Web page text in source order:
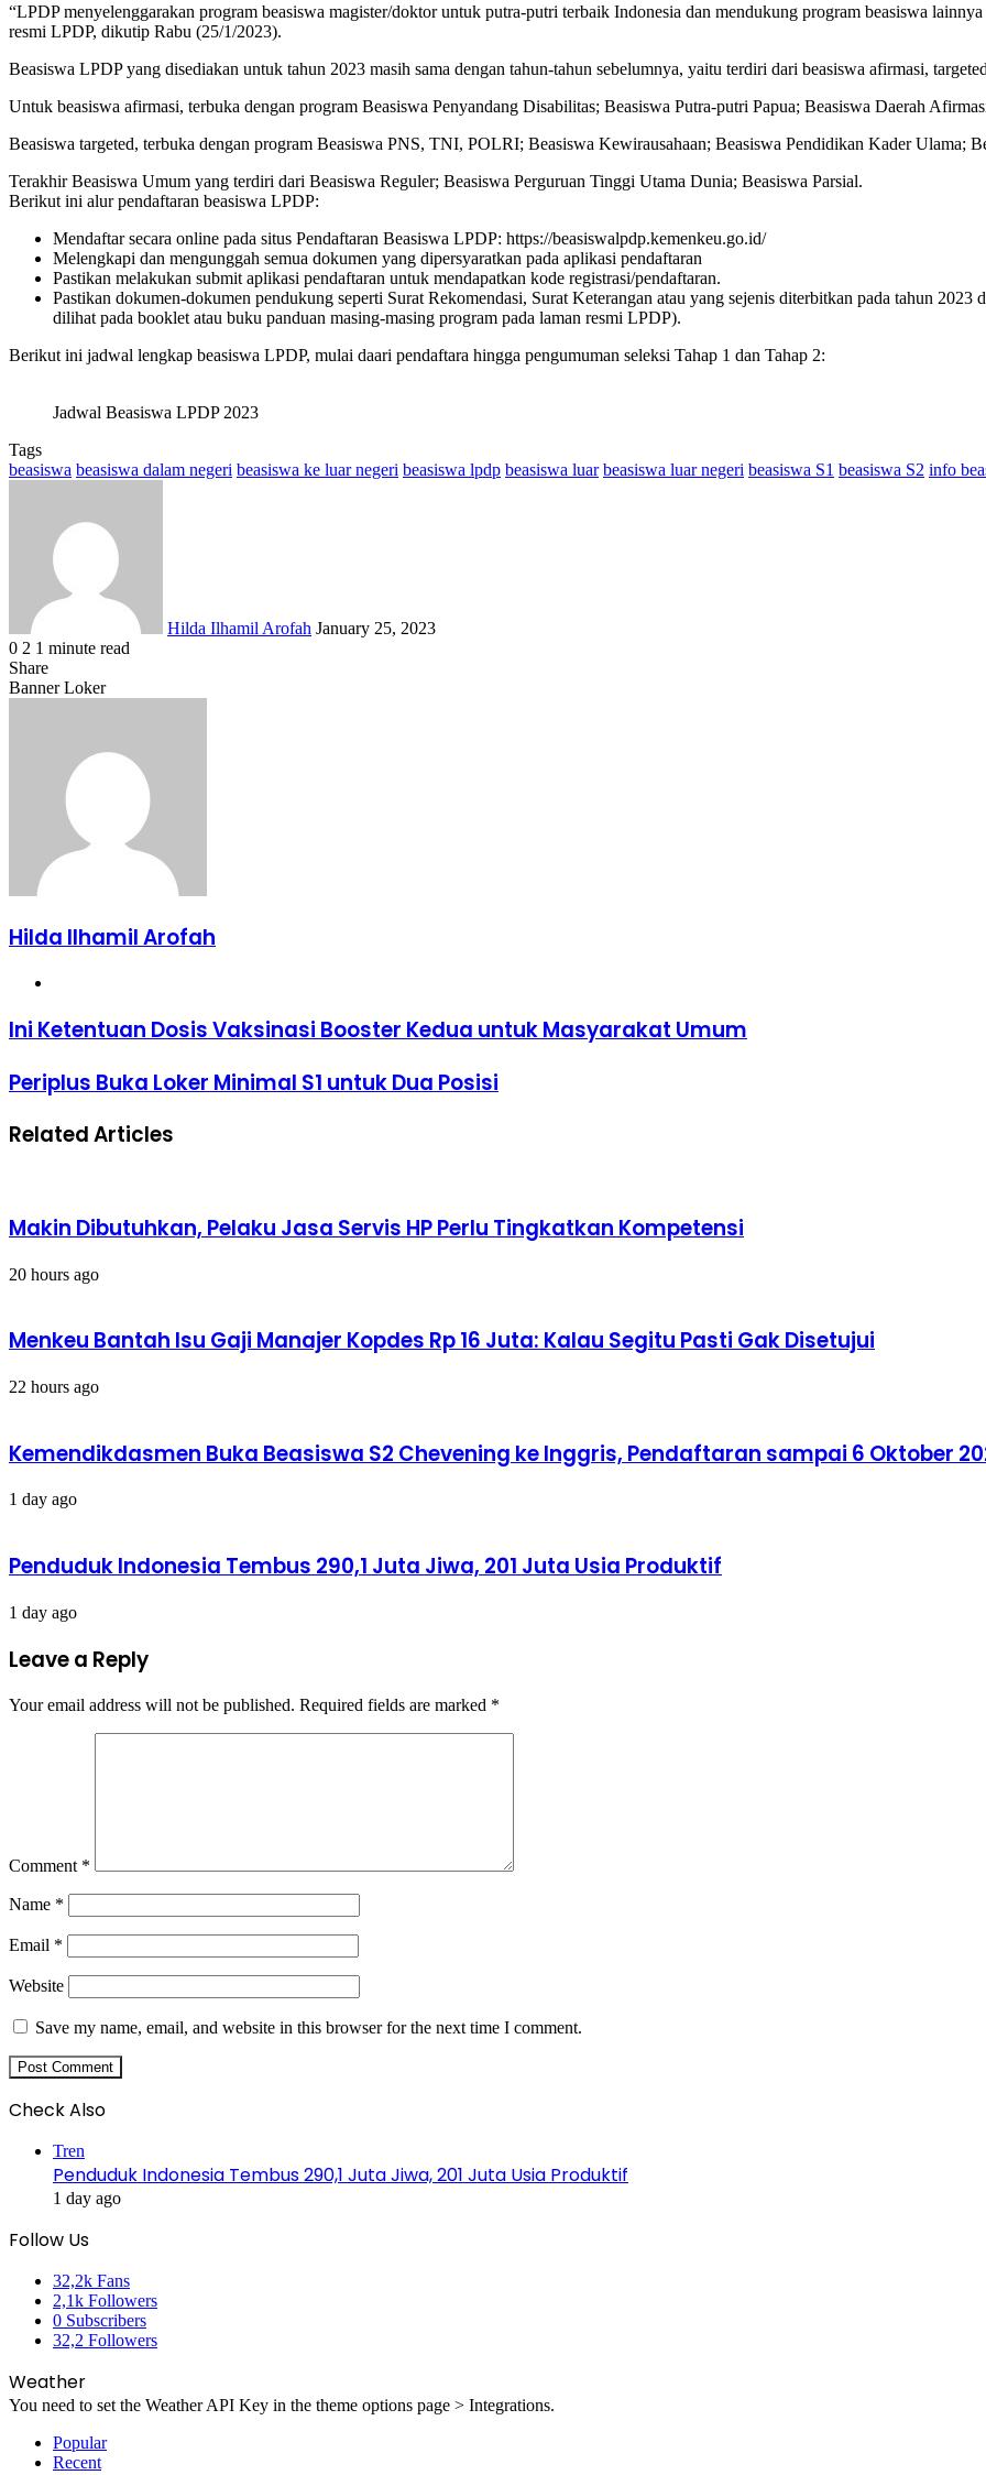
“LPDP menyelenggarakan program beasiswa magister/doktor untuk putra-putri terbaik Indonesia dan mendukung program beasiswa
resmi LPDP, dikutip Rabu (25/1/2023).
Beasiswa LPDP yang disediakan untuk tahun 2023 masih sama dengan tahun-tahun sebelumnya, yaitu terdiri dari beasiswa afirmasi,
Untuk beasiswa afirmasi, terbuka dengan program Beasiswa Penyandang Disabilitas; Beasiswa Putra-putri Papua; Beasiswa Daerah
Beasiswa targeted, terbuka dengan program Beasiswa PNS, TNI, POLRI; Beasiswa Kewirausahaan; Beasiswa Pendidikan Kader Ulama;
Terakhir Beasiswa Umum yang terdiri dari Beasiswa Reguler; Beasiswa Perguruan Tinggi Utama Dunia; Beasiswa Parsial.
Berikut ini alur pendaftaran beasiswa LPDP:
Mendaftar secara online pada situs Pendaftaran Beasiswa LPDP: https://beasiswalpdp.kemenkeu.go.id/
Melengkapi dan mengunggah semua dokumen yang dipersyaratkan pada aplikasi pendaftaran
Pastikan melakukan submit aplikasi pendaftaran untuk mendapatkan kode registrasi/pendaftaran.
Pastikan dokumen-dokumen pendukung seperti Surat Rekomendasi, Surat Keterangan atau yang sejenis diterbitkan pada tahun
dilihat pada booklet atau buku panduan masing-masing program pada laman resmi LPDP).
Berikut ini jadwal lengkap beasiswa LPDP, mulai daari pendaftara hingga pengumuman seleksi Tahap 1 dan Tahap 2:
Jadwal Beasiswa LPDP 2023
Tags
beasiswa beasiswa dalam negeri beasiswa ke luar negeri beasiswa lpdp beasiswa luar beasiswa luar negeri beasiswa S1 beasiswa S2 info
Hilda Ilhamil Arofah January 25, 2023
0 2 1 minute read
Facebook
X
LinkedIn
WhatsApp
Share
via
Share
Facebook
X
LinkedIn
WhatsApp
Share
Banner Loker
Hilda Ilhamil Arofah
Ini
Ketentuan
Vaksinasi
Booster
untuk
Ini Ketentuan Dosis Vaksinasi Booster Kedua untuk Masyarakat Umum
Periplus
Buka
Minimal
Periplus Buka Loker Minimal S1 untuk Dua Posisi
Related Articles
Makin Dibutuhkan, Pelaku Jasa Servis HP Perlu Tingkatkan Kompetensi
20 hours ago
Menkeu Bantah Isu Gaji Manajer Kopdes Rp 16 Juta: Kalau Segitu Pasti Gak Disetujui
22 hours ago
Kemendikdasmen Buka Beasiswa S2 Chevening ke Inggris, Pendaftaran sampai 6 Oktober
1 day ago
Penduduk Indonesia Tembus 290,1 Juta Jiwa, 201 Juta Usia Produktif
1 day ago
Leave a Reply
Your email address will not be published. Required fields are marked *
Comment *
Name *
Email *
Website
Save my name, email, and website in this browser for the next time I comment.
Check Also
Tren
Penduduk Indonesia Tembus 290,1 Juta Jiwa, 201 Juta Usia Produktif
1 day ago
Follow Us
32,2k Fans
2,1k Followers
0 Subscribers
32,2 Followers
Weather
You need to set the Weather API Key in the theme options page > Integrations.
Popular
Recent